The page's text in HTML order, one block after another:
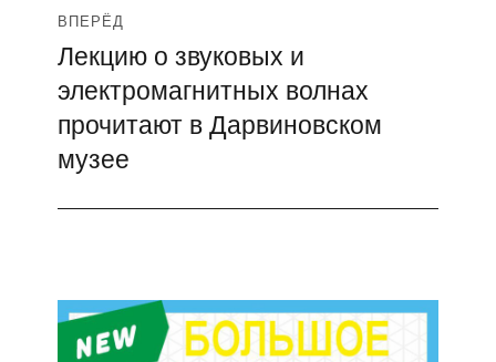
ВПЕРЁД
Следующая
запись:
Лекцию о звуковых и
электромагнитных волнах
прочитают в Дарвиновском
музее